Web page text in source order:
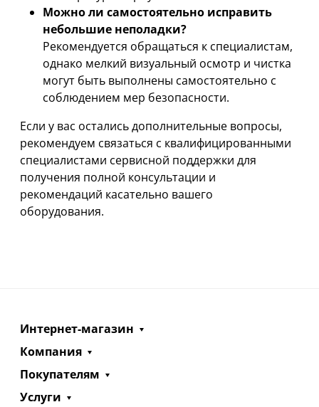
Можно ли самостоятельно исправить
небольшие неполадки?
Рекомендуется обращаться к специалистам,
однако мелкий визуальный осмотр и чистка
могут быть выполнены самостоятельно с
соблюдением мер безопасности.
Если у вас остались дополнительные вопросы,
рекомендуем связаться с квалифицированными
специалистами сервисной поддержки для
получения полной консультации и
рекомендаций касательно вашего
оборудования.
Интернет-магазин
Компания
Покупателям
Услуги